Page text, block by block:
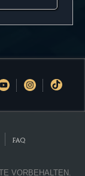
FAQ
VORBEHALTEN.